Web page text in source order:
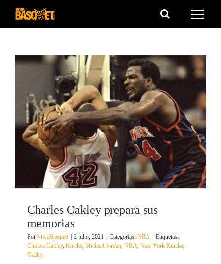
Saltar
Charles Oakley prepara sus
memorias
Por Viva Basquet | 2 julio, 2021 | Categorías: NBA | Etiquetas:
Charles Oakley, Knicks Michael Jordan NBA New York Knicks
Oakley